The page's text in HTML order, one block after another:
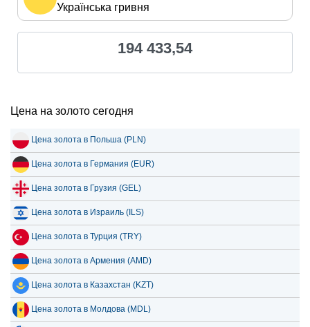
Українська гривня
194 433,54
Цена на золото сегодня
Цена золота в Польша (PLN)
Цена золота в Германия (EUR)
Цена золота в Грузия (GEL)
Цена золота в Израиль (ILS)
Цена золота в Турция (TRY)
Цена золота в Армения (AMD)
Цена золота в Казахстан (KZT)
Цена золота в Молдова (MDL)